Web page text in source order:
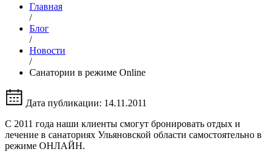
Главная
/
Блог
/
Новости
/
Санатории в режиме Online
Дата публикации: 14.11.2011
С 2011 года наши клиенты смогут бронировать отдых и
лечение в санаториях Ульяновской области самостоятельно в
режиме ОНЛАЙН.